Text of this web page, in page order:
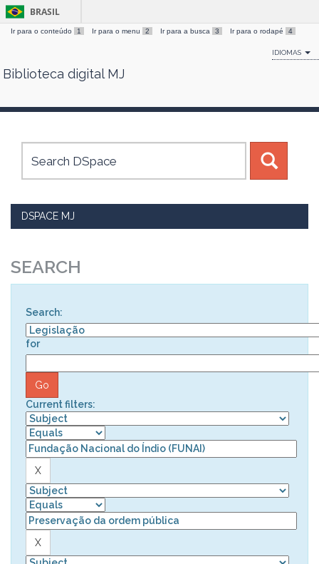
Skip
BRASIL
Ir para o conteúdo 1 Ir para o menu 2 Ir para a busca 3 Ir para o rodapé 4
IDIOMAS
Biblioteca digital MJ
DSPACE MJ
SEARCH
Search:
for
Current filters: